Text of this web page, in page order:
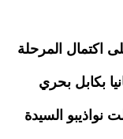
اكتمال المرحلة
بكابل بحري
نواذيبو السيدة